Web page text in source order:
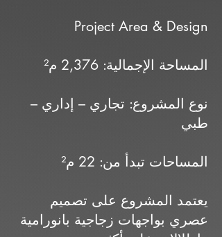
Project Area & Design
المساحة الإجمالية: 2,376 م²
نوع المشروع: تجاري – إداري –
طبي
المساحات تبدأ من: 22 م²
يعتمد المشروع على تصميم
عصري بواجهات زجاجية بانورامية